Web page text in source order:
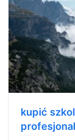
kupić